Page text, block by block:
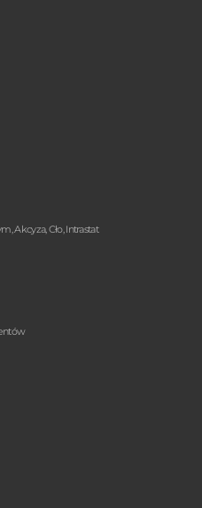
Akcyza, Cło, Intrastat